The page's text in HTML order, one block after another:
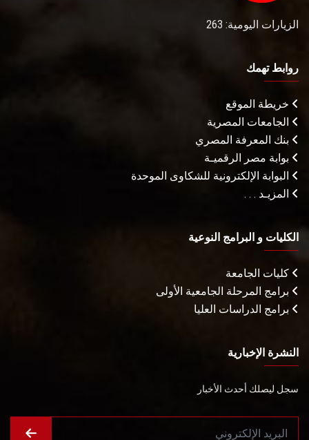
الزيارات اليومية: 263
روابط تهمك
خريطة الموقع
الجامعات المصرية
بنك المعرفة المصري
بوابة مصر الرقميـة
البوابة الإلكترونية للشكاوى الموحدة
المزيـد . . .
الكليات و البرامج النوعية
كليات الجامعة
برامج المرحلة الجامعية الأولى
برامج الدراسات العليا
النشرة الإخبارية
سجل ليصلك أحدث الأخبار